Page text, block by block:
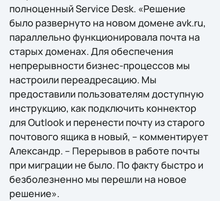
полноценный Service Desk. «Решение
было развернуто на новом домене avk.ru,
параллельно функционировала почта на
старых доменах. Для обеспечения
непрерывности бизнес-процессов мы
настроили переадресацию. Мы
предоставили пользователям доступную
инструкцию, как подключить коннектор
для Outlook и перенести почту из старого
почтового ящика в новый, – комментирует
Александр. – Перерывов в работе почты
при миграции не было. По факту быстро и
безболезненно мы перешли на новое
решение».